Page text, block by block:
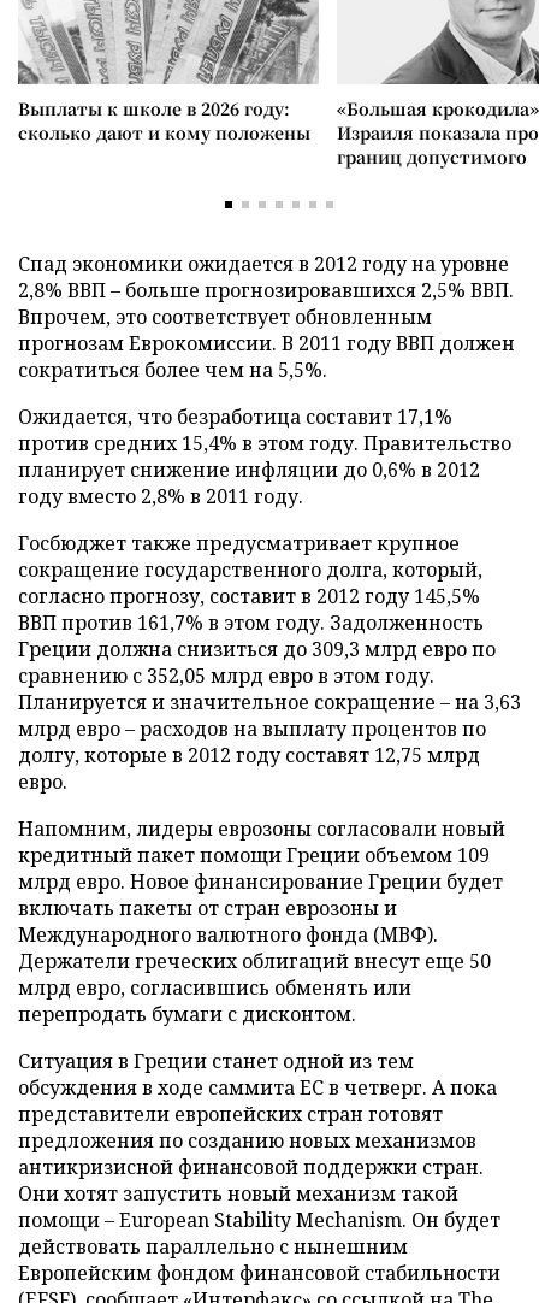
Выплаты к школе в 2026 году:
сколько дают и кому положены
«Большая
Израиля показала
границ допустимого
Спад экономики ожидается в 2012 году на уровне
2,8% ВВП – больше прогнозировавшихся 2,5% ВВП.
Впрочем, это соответствует обновленным
прогнозам Еврокомиссии. В 2011 году ВВП должен
сократиться более чем на 5,5%.
Ожидается, что безработица составит 17,1%
против средних 15,4% в этом году. Правительство
планирует снижение инфляции до 0,6% в 2012
году вместо 2,8% в 2011 году.
Госбюджет также предусматривает крупное
сокращение государственного долга, который,
согласно прогнозу, составит в 2012 году 145,5%
ВВП против 161,7% в этом году. Задолженность
Греции должна снизиться до 309,3 млрд евро по
сравнению с 352,05 млрд евро в этом году.
Планируется и значительное сокращение – на 3,63
млрд евро – расходов на выплату процентов по
долгу, которые в 2012 году составят 12,75 млрд
евро.
Напомним,лидеры еврозоны согласовали новый
кредитный пакет помощи Греции объемом 109
млрд евро. Новое финансирование Греции будет
включать пакеты от стран еврозоны и
Международного валютного фонда (МВФ).
Держатели греческих облигаций внесут еще 50
млрд евро, согласившись обменять или
перепродать бумаги с дисконтом.
Ситуация в Греции станет одной из тем
обсуждения в ходе саммита ЕС в четверг. А пока
представители европейских стран готовят
предложения по созданию новых механизмов
антикризисной финансовой поддержки стран.
Они хотят запустить новый механизм такой
помощи – European Stability Mechanism. Он будет
действовать параллельно с нынешним
Европейским фондом финансовой стабильности